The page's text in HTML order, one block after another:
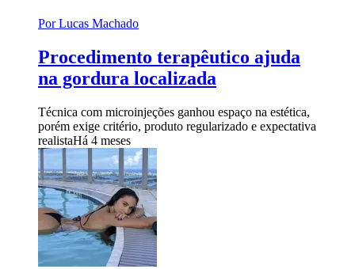
Por Lucas Machado
Procedimento terapêutico ajuda
na gordura localizada
Técnica com microinjeções ganhou espaço na estética,
porém exige critério, produto regularizado e expectativa
realistaHá 4 meses